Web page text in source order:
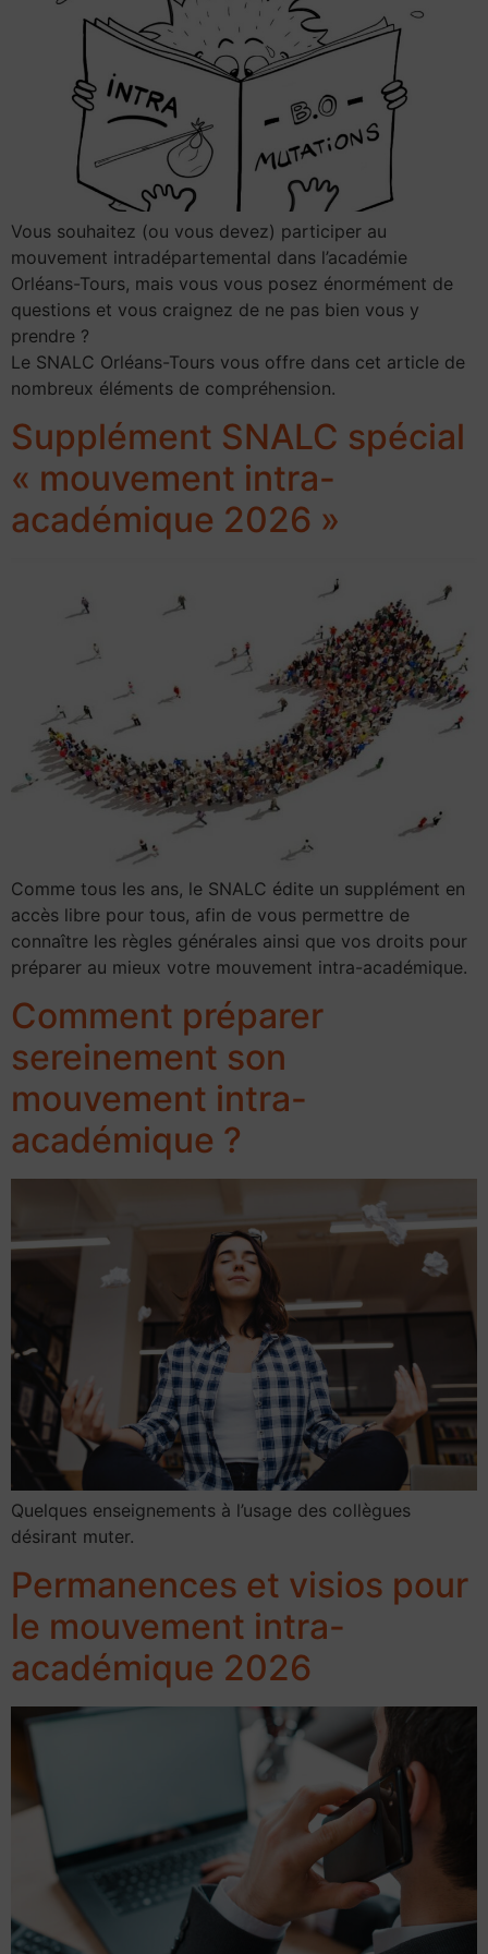
Vous souhaitez (ou vous devez) participer au
mouvement intradépartemental dans l’académie
Orléans-Tours, mais vous vous posez énormément de
questions et vous craignez de ne pas bien vous y
prendre ?
Le SNALC Orléans-Tours vous offre dans cet article de
nombreux éléments de compréhension.
Supplément SNALC spécial
« mouvement intra-
académique 2026 »
Comme tous les ans, le SNALC édite un supplément en
accès libre pour tous, afin de vous permettre de
connaître les règles générales ainsi que vos droits pour
préparer au mieux votre mouvement intra-académique.
Comment préparer
sereinement son
mouvement intra-
académique ?
Quelques enseignements à l’usage des collègues
désirant muter.​
Permanences et visios pour
le mouvement intra-
académique 2026